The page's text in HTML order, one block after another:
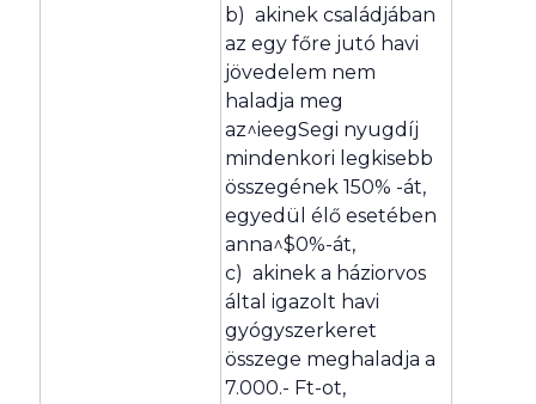
b) akinek családjában
az egy főre jutó havi
jövedelem nem
haladja meg
az^ieegSegi nyugdíj
mindenkori legkisebb
összegének 150% -át,
egyedül élő esetében
anna^$0%-át,
c) akinek a háziorvos
által igazolt havi
gyógyszerkeret
összege meghaladja a
7.000.- Ft-ot,